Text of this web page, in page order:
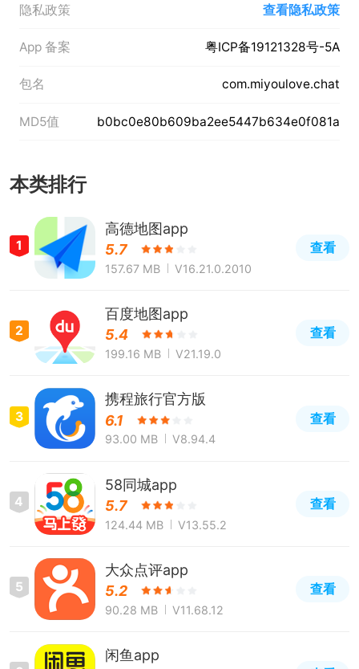
隐私政策 查看隐私政策
App 备案 粤ICP备19121328号-5A
包名 com.miyoulove.chat
MD5值 b0bc0e80b609ba2ee5447b634e0f081a
本类排行
1
高德地图app
5.7
157.67 MB V16.21.0.2010
查看
2
百度地图app
5.4
199.16 MB V21.19.0
查看
3
携程旅行官方版
6.1
93.00 MB V8.94.4
查看
4
58同城app
5.7
124.44 MB V13.55.2
查看
5
大众点评app
5.2
90.28 MB V11.68.12
查看
闲鱼app